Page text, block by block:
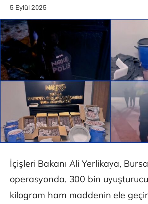
5 Eylül 2025
İçişleri Bakanı Ali Yerlikaya,
operasyonda, 300 bin
kilogram ham maddenin ele